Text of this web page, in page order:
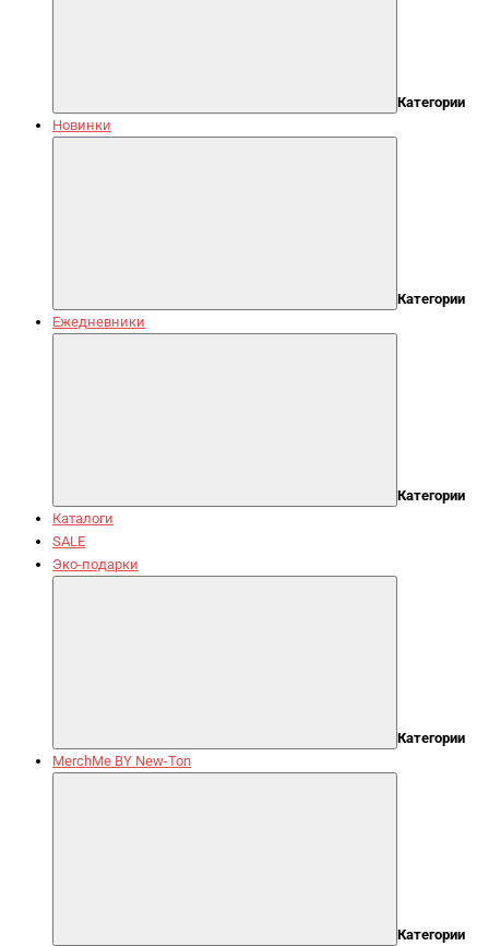
Категории
Новинки
Категории
Ежедневники
Категории
Каталоги
SALE
Эко-подарки
Категории
MerchMe BY New-Ton
Категории